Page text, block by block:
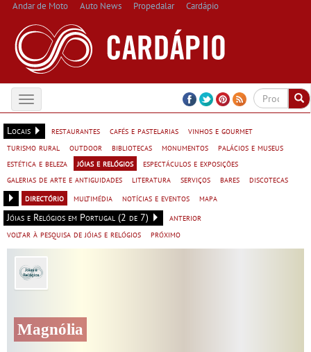
Andar de Moto Auto News Propedalar Cardápio
Toggle
navigation
Locais
restaurantes cafés e pastelarias
vinhos e gourmet
turismo rural
outdoor bibliotecas monumentos
palácios e museus
estética e beleza
jóias e relógios
espectáculos e exposições
galerias de arte e antiguidades
literatura serviços bares
discotecas
directório
multimédia notícias e eventos
mapa
Jóias e Relógios em Portugal (2 de 7)
anterior
voltar à pesquisa de jóias e relógios
próximo
Magnólia